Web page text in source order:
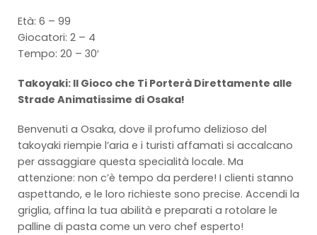
Età: 6 – 99
Giocatori: 2 – 4
Tempo: 20 – 30′
Takoyaki: Il Gioco che Ti Porterà Direttamente alle
Strade Animatissime di Osaka!
Benvenuti a Osaka, dove il profumo delizioso del
takoyaki riempie l’aria e i turisti affamati si accalcano
per assaggiare questa specialità locale. Ma
attenzione: non c’è tempo da perdere! I clienti stanno
aspettando, e le loro richieste sono precise. Accendi la
griglia, affina la tua abilità e preparati a rotolare le
palline di pasta come un vero chef esperto!